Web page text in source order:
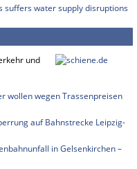
suffers water supply disruptions
und
wollen wegen Trassenpreisen
auf Bahnstrecke Leipzig-
in Gelsenkirchen –